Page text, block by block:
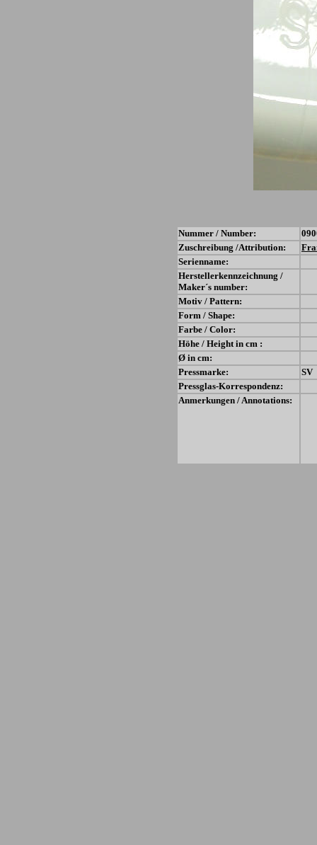
Nummer / Number:
Zuschreibung /Attribution:
Serienname:
Herstellerkennzeichnung /
Maker´s number:
Motiv / Pattern:
Form / Shape:
Farbe / Color:
Höhe / Height in cm :
Ø in cm:
Pressmarke:
SV
Pressglas-Korrespondenz:
Anmerkungen / Annotations: